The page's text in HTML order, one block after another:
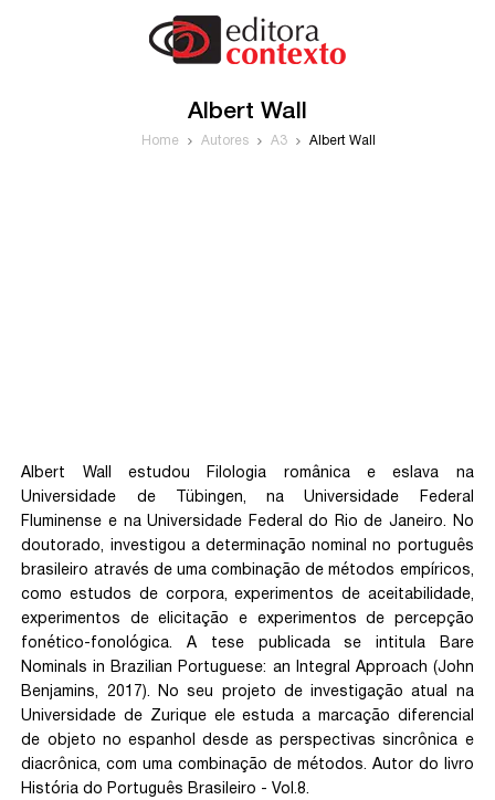
Albert Wall
Home Autores A3 Albert Wall
Albert Wall estudou Filologia românica e eslava na
Universidade de Tübingen, na Universidade Federal
Fluminense e na Universidade Federal do Rio de Janeiro. No
doutorado, investigou a determinação nominal no português
brasileiro através de uma combinação de métodos empíricos,
como estudos de corpora, experimentos de aceitabilidade,
experimentos de elicitação e experimentos de percepção
fonético-fonológica. A tese publicada se intitula Bare
Nominals in Brazilian Portuguese: an Integral Approach (John
Benjamins, 2017). No seu projeto de investigação atual na
Universidade de Zurique ele estuda a marcação diferencial
de objeto no espanhol desde as perspectivas sincrônica e
diacrônica, com uma combinação de métodos. Autor do livro
História do Português Brasileiro - Vol.8.